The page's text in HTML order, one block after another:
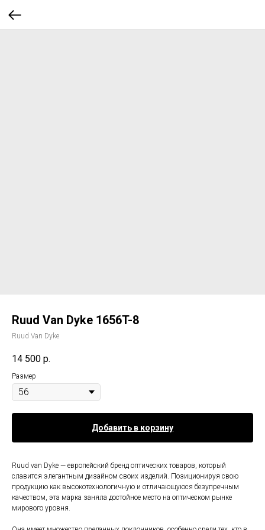
Ruud Van Dyke 1656T-8
Ruud Van Dyke
14 500 р.
Размер
Добавить в корзину
Ruud van Dyke — европейский бренд оптических товаров, который
славится элегантным дизайном своих изделий. Позиционируя свою
продукцию как высокотехнологичную и отличающуюся безупречным
качеством, эта марка заняла достойное место на оптическом рынке
мирового уровня.